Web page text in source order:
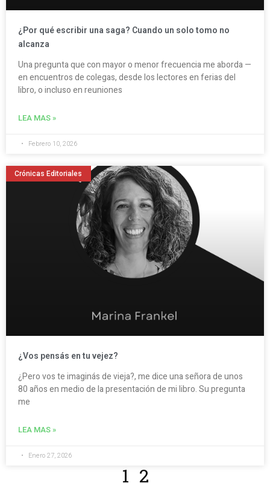
¿Por qué escribir una saga? Cuando un solo tomo no
alcanza
Una pregunta que con mayor o menor frecuencia me aborda —
en encuentros de colegas, desde los lectores en ferias del
libro, o incluso en reuniones
LEA MAS »
Febrero 10, 2026
Crónicas Editoriales
¿Vos pensás en tu vejez?
¿Pero vos te imaginás de vieja?, me dice una señora de unos
80 años en medio de la presentación de mi libro. Su pregunta
me
LEA MAS »
Enero 27, 2026
1 2